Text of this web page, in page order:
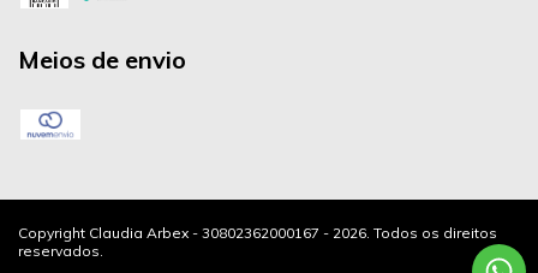
Meios de envio
Copyright Claudia Arbex - 30802362000167 - 2026. Todos os direitos
reservados.